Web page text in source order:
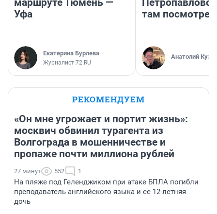
Уфа
Екатерина Бурлева
Журналист 72.RU
там
Анатолий
РЕКОМЕНДУЕМ
«Он мне угрожает и портит жизнь»:
москвич обвинил турагента из
Волгограда в мошенничестве и
пропаже почти миллиона рублей
27 минут 552 1
На пляже под Геленджиком при атаке БПЛА погибли
преподаватель английского языка и ее 12-летняя
дочь